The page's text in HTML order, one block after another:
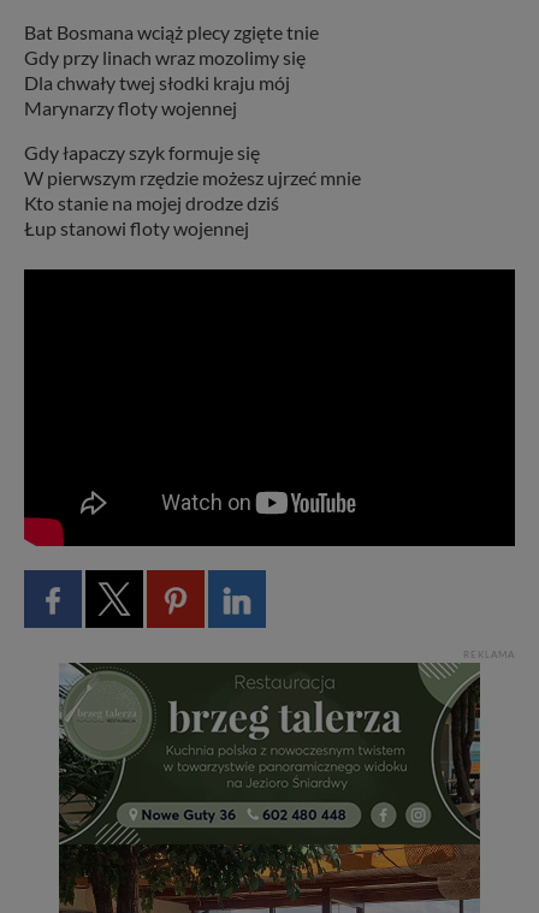
Bat Bosmana wciąż plecy zgięte tnie
Gdy przy linach wraz mozolimy się
Dla chwały twej słodki kraju mój
Marynarzy floty wojennej
Gdy łapaczy szyk formuje się
W pierwszym rzędzie możesz ujrzeć mnie
Kto stanie na mojej drodze dziś
Łup stanowi floty wojennej
REKLAMA